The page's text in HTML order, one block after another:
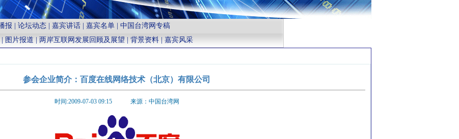
报 论坛动态| 嘉宾讲话| 嘉宾名单| 中国台湾网专稿
图片报道 两岸互联网发展回顾及展望 背景资料| 嘉宾风采
参会企业简介：百度在线网络技术（北京）有限公司
时间:2009-07-03 09:15 来源：中国台湾网